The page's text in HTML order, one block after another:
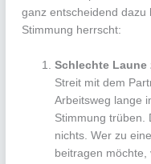
ganz entscheidend dazu
Stimmung herrscht:
Schlechte Laune
Streit mit dem
Arbeitsweg lange
Stimmung trüben.
nichts. Wer zu
beitragen